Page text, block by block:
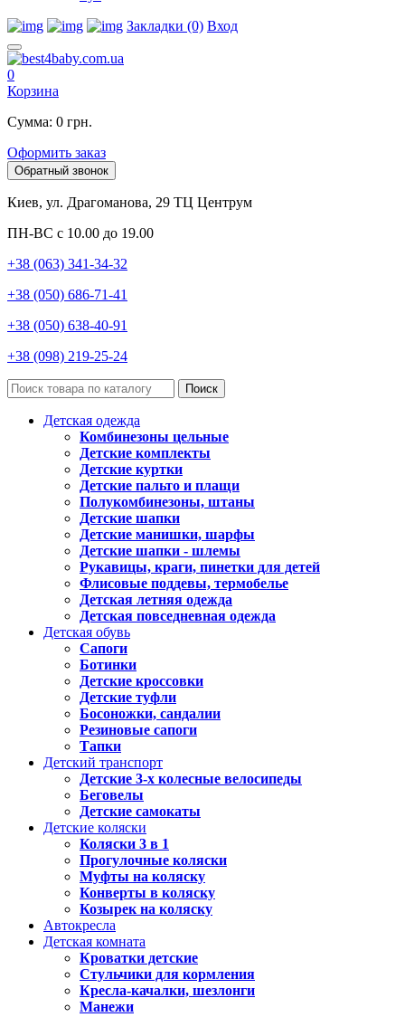
Закладки (0) Вход
0
Корзина
Сумма: 0 грн.
Оформить заказ
Обратный звонок
Киев, ул. Драгоманова, 29 ТЦ Центрум
ПН-ВС с 10.00 до 19.00
+38 (063) 341-34-32
+38 (050) 686-71-41
+38 (050) 638-40-91
+38 (098) 219-25-24
Поиск
Детская одежда
Комбинезоны цельные
Детские комплекты
Детские куртки
Детские пальто и плащи
Полукомбинезоны, штаны
Детские шапки
Детские манишки, шарфы
Детские шапки - шлемы
Рукавицы, краги, пинетки для детей
Флисовые поддевы, термобелье
Детская летняя одежда
Детская повседневная одежда
Детская обувь
Сапоги
Ботинки
Детские кроссовки
Детские туфли
Босоножки, сандалии
Резиновые сапоги
Тапки
Детский транспорт
Детские 3-х колесные велосипеды
Беговелы
Детские самокаты
Детские коляски
Коляски 3 в 1
Прогулочные коляски
Муфты на коляску
Конверты в коляску
Козырек на коляску
Автокресла
Детская комната
Кроватки детские
Стульчики для кормления
Кресла-качалки, шезлонги
Манежи